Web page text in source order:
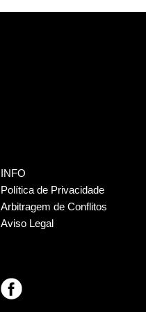
INFO
Política de Privacidade
Arbitragem de Conflitos
Aviso Legal